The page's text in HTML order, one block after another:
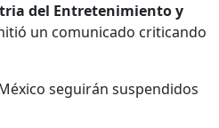
del Entreten­imien­to y
un comu­ni­ca­do crit­i­can­do
seguirán sus­pendi­dos